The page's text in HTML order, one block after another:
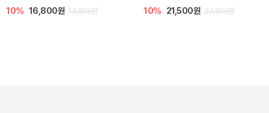
5% 17,100원 18,000원 10% 26,100원 29,000원